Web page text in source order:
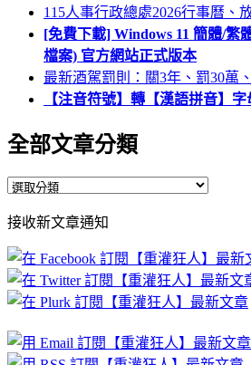
115人事行政總處2026行事曆、
[免費下載] Windows 11 簡體/繁
檔案) 官方網站正式版本
最新酒駕罰則：關3年、罰30萬
【注音符號】轉【漢語拼音】
全部文章分類
全
文
章
分
類
接收新文章通知